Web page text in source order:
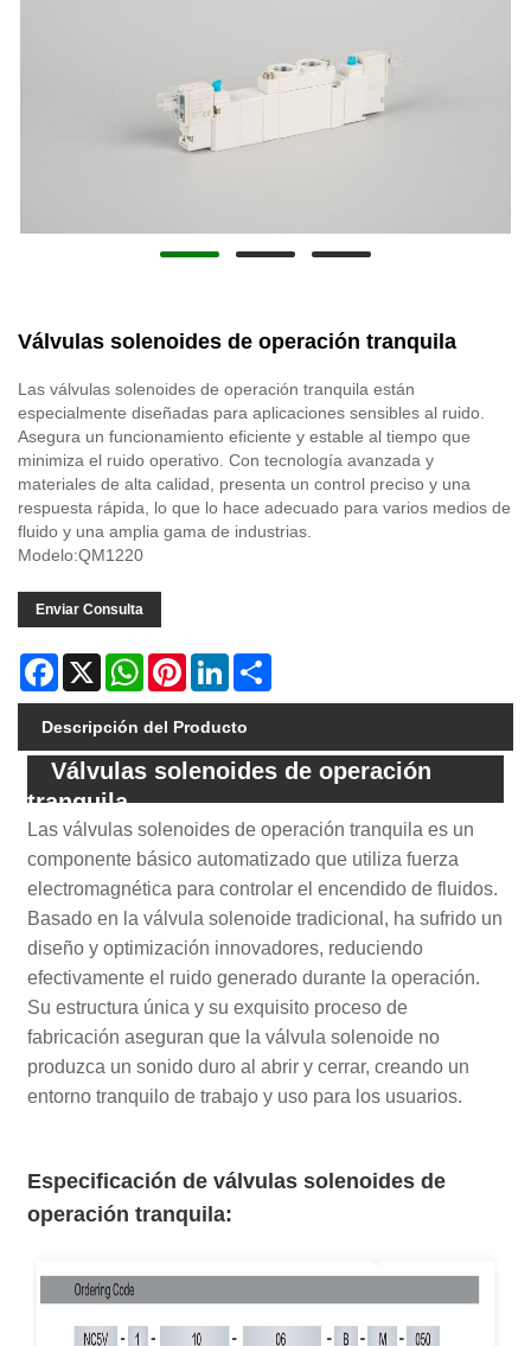
Válvulas solenoides de operación tranquila
Las válvulas solenoides de operación tranquila están
especialmente diseñadas para aplicaciones sensibles al ruido.
Asegura un funcionamiento eficiente y estable al tiempo que
minimiza el ruido operativo. Con tecnología avanzada y
materiales de alta calidad, presenta un control preciso y una
respuesta rápida, lo que lo hace adecuado para varios medios de
fluido y una amplia gama de industrias.
Modelo:QM1220
Enviar Consulta
Facebook
X WhatsAppPinterestLinkedIn
Descripción del Producto
Válvulas solenoides de operación
tranquila
Las válvulas solenoides de operación tranquila es un
componente básico automatizado que utiliza fuerza
electromagnética para controlar el encendido de fluidos.
Basado en la válvula solenoide tradicional, ha sufrido un
diseño y optimización innovadores, reduciendo
efectivamente el ruido generado durante la operación.
Su estructura única y su exquisito proceso de
fabricación aseguran que la válvula solenoide no
produzca un sonido duro al abrir y cerrar, creando un
entorno tranquilo de trabajo y uso para los usuarios.
Especificación de válvulas solenoides de
operación tranquila: